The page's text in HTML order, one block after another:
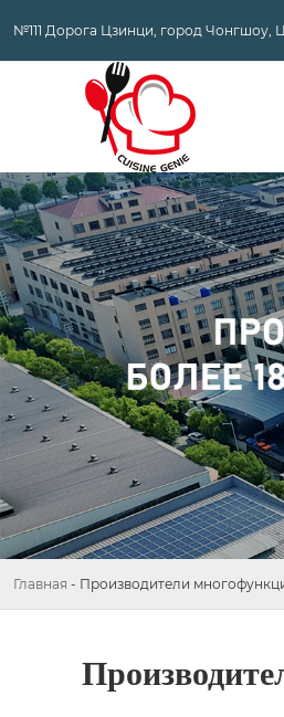
№111 Дорога Цзинци, город Чонгшоу,
Главная - Производители